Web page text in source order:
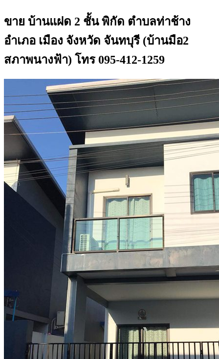
ขาย บ้านแฝด 2 ชั้น พิกัด ตำบลท่าช้าง
อำเภอ เมือง จังหวัด จันทบุรี (บ้านมือ2
สภาพนางฟ้า) โทร 095-412-1259